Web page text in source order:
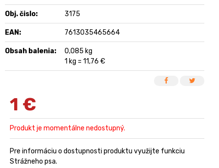
Obj. čislo: 3175
EAN: 7613035465664
Obsah balenia:
0,085 kg
1 kg = 11,76 €
1 €
Produkt je momentálne nedostupný.
Pre informáciu o dostupnosti produktu využijte funkciu
Strážneho psa.